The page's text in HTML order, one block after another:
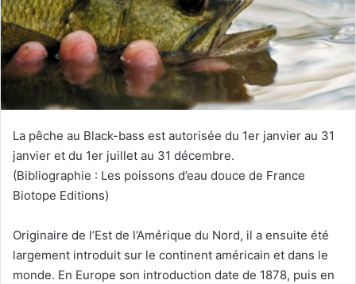
u
n
c
o
u
r
l
La pêche au Black-bass est autorisée du 1er janvier au 31
janvier et du 1er juillet au 31 décembre.
(Bibliographie : Les poissons d’eau douce de France
Biotope Editions)
Originaire de l’Est de l’Amérique du Nord, il a ensuite été
largement introduit sur le continent américain et dans le
monde. En Europe son introduction date de 1878, puis en